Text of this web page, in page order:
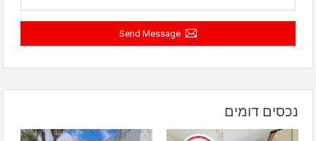
Send Message
נכסים דומים